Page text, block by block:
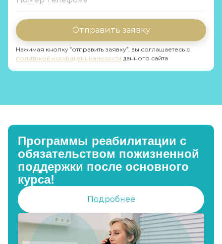
Отправить заявку
Нажимая кнопку “отправить заявку”, вы соглашаетесь с
политикой конфиденциальности данного сайта
Программы реабилитации с
обязательством пожизненной
поддержки после основного
курса!
Подробнее